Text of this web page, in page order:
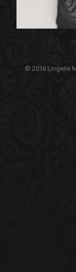
© 2016 Lingerie